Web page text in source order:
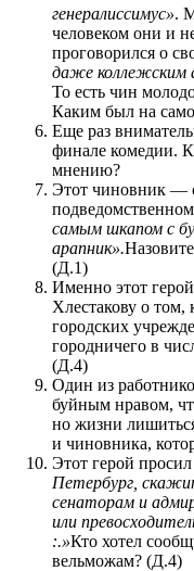
генералиссимус».
человеком они и
проговорился о
даже коллежским
То есть чин
Каким был на
Еще раз
финале комедии.
мнению?
Этот чиновник —
самым шкапом с
арапник».
(Д.1)
Именно этот
Хлестакову о том,
городских
городничего в
(Д.4)
Один из
буйным нравом,
но жизни
и чиновника,
Этот герой
Петербург,
сенаторам и
или
:.»Кто хотел
вельможам? (Д.4)